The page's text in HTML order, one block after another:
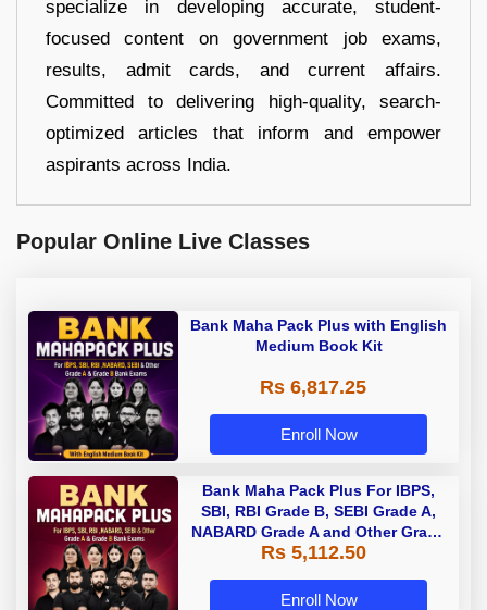
specialize in developing accurate, student-
focused content on government job exams,
results, admit cards, and current affairs.
Committed to delivering high-quality, search-
optimized articles that inform and empower
aspirants across India.
Popular Online Live Classes
Bank Maha Pack Plus with English
Medium Book Kit
Rs 6,817.25
Enroll Now
Bank Maha Pack Plus For IBPS,
SBI, RBI Grade B, SEBI Grade A,
NABARD Grade A and Other Grade
A & Grade B Bank Exams
Rs 5,112.50
Enroll Now